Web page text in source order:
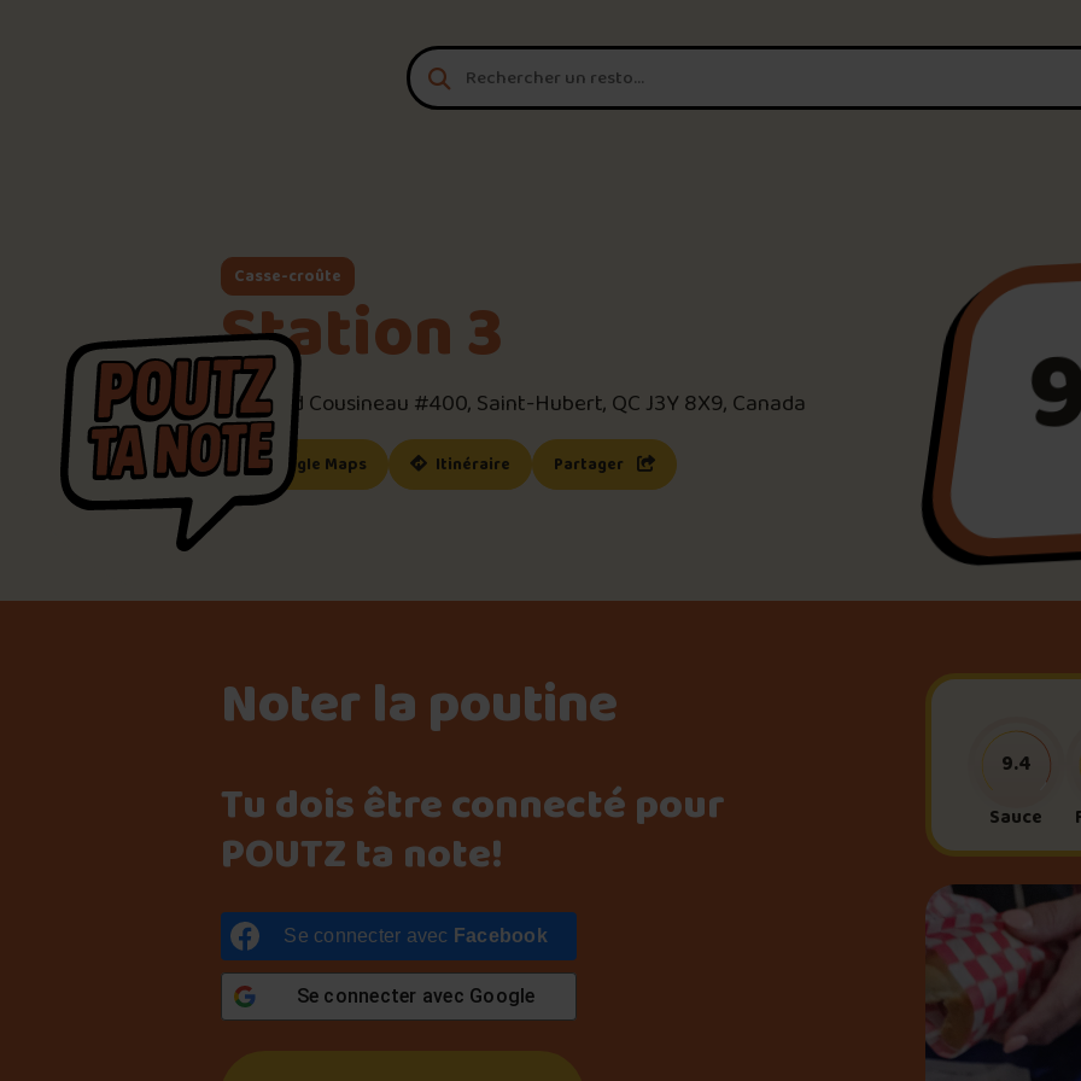
T'es un vrai
Connecte-toipour POUTZ ta
Trouve une POUTZ sur la
Palmarès des meilleures
Le palmarès d’Olivier
Me connecter
Casse-croûte
Station 3
6250 Bd Cousineau #400, Saint-Hubert, QC J3Y 8X9, Canada
Google Maps (ce lien s’ouvrira dans une nouvelle fenêtre)
Itinéraire (ce lien s’ouvrira dans une nouvelle fenêtre)
Partager
Noter la poutine
Tu dois être connecté pour
POUTZ ta note!
Se connecter avec Facebook
Se connecter avec Google
Sauce
9.4